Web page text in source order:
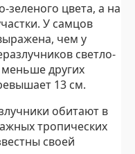
зеленого цвета, а на
У самцов
чем у
светло-
других
13 см.
обитают в
тропических
своей